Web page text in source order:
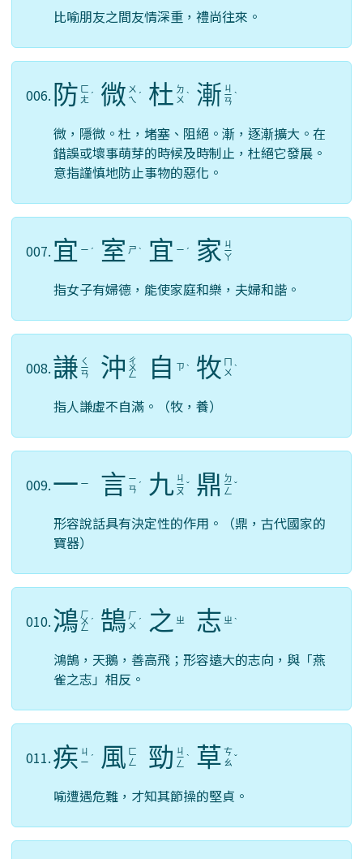
比喻朋友之間友情深重，禮尚往來。
006. 防 ㄈ
ㄤ ˊ 微 ㄨ
ㄟ ˊ 杜 ㄉ
ㄨ ˋ 漸 ㄐ
ㄧ
ㄢ
ˋ
微，隱微。杜，堵塞、阻絕。漸，逐漸擴大。在
錯誤或壞事萌芽的時候及時制止，杜絕它發展。
意指謹慎地防止事物的惡化。
007. 宜 ㄧ ˊ 室 ㄕ ˋ 宜 ㄧ ˊ 家 ㄐ
ㄧ
ㄚ
指女子有婦德，能使家庭和樂，夫婦和諧。
008.謙 ㄑ
ㄧ
ㄢ 沖 ㄔ
ㄨ
ㄥ 自 ㄗ ˋ 牧 ㄇ
ㄨ ˋ
指人謙虛不自滿。（牧，養）
009.一 ㄧ 言 ㄧ
ㄢ ˊ 九 ㄐ
ㄧ
ㄡ
ˇ 鼎 ㄉ
ㄧ
ㄥ
ˇ
形容說話具有決定性的作用。（鼎，古代國家的
寶器）
010.鴻 ㄏ
ㄨ
ㄥ
ˊ 鵠 ㄏ
ㄨ ˊ 之 ㄓ 志 ㄓ ˋ
鴻鵠，天鵝，善高飛；形容遠大的志向，與「燕
雀之志」相反。
011.疾 ㄐ
ㄧ ˊ 風 ㄈ
ㄥ
勁 ㄐ
ㄧ
ㄥ
ˋ 草 ㄘ
ㄠ ˇ
喻遭遇危難，才知其節操的堅貞。